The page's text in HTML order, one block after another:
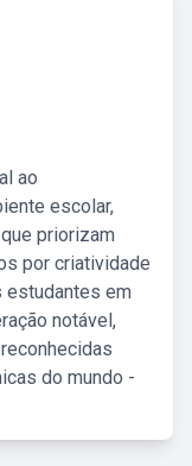
ao
escolar,
priorizam
por criatividade
estudantes em
notável,
do mundo -